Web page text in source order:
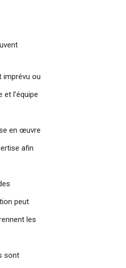
imprévu ou
l’équipe
en œuvre
afin
peut
les
sont